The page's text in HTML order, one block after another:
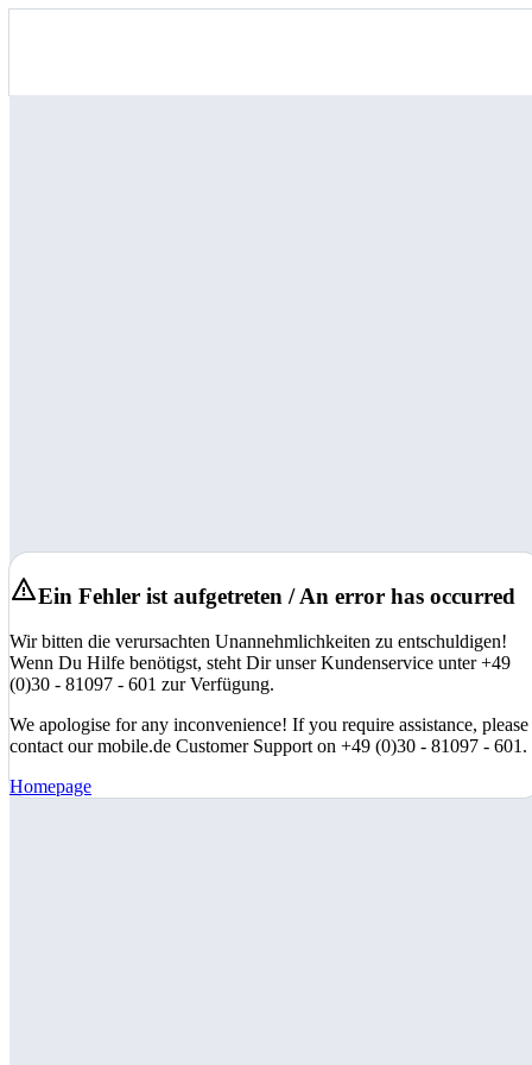
Ein Fehler ist aufgetreten / An error has occurred
Wir bitten die verursachten Unannehmlichkeiten zu entschuldigen!
Wenn Du Hilfe benötigst, steht Dir unser Kundenservice unter +49
(0)30 - 81097 - 601 zur Verfügung.
We apologise for any inconvenience! If you require assistance, please
contact our mobile.de Customer Support on +49 (0)30 - 81097 - 601.
Homepage